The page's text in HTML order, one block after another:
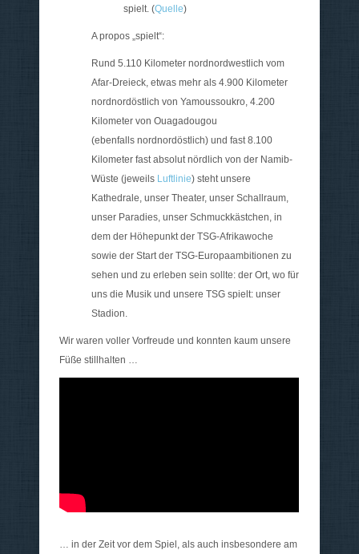
spielt. (Quelle)
A propos „spielt“:
Rund 5.110 Kilometer nordnordwestlich vom
Afar-Dreieck, etwas mehr als 4.900 Kilometer
nordnordöstlich von Yamoussoukro, 4.200
Kilometer von Ouagadougou
(ebenfalls nordnordöstlich) und fast 8.100
Kilometer fast absolut nördlich von der Namib-
Wüste (jeweils Luftlinie) steht unsere
Kathedrale, unser Theater, unser Schallraum,
unser Paradies, unser Schmuckkästchen, in
dem der Höhepunkt der TSG-Afrikawoche
sowie der Start der TSG-Europaambitionen zu
sehen und zu erleben sein sollte: der Ort, wo für
uns die Musik und unsere TSG spielt: unser
Stadion.
Wir waren voller Vorfreude und konnten kaum unsere
Füße stillhalten …
… in der Zeit vor dem Spiel, als auch insbesondere am